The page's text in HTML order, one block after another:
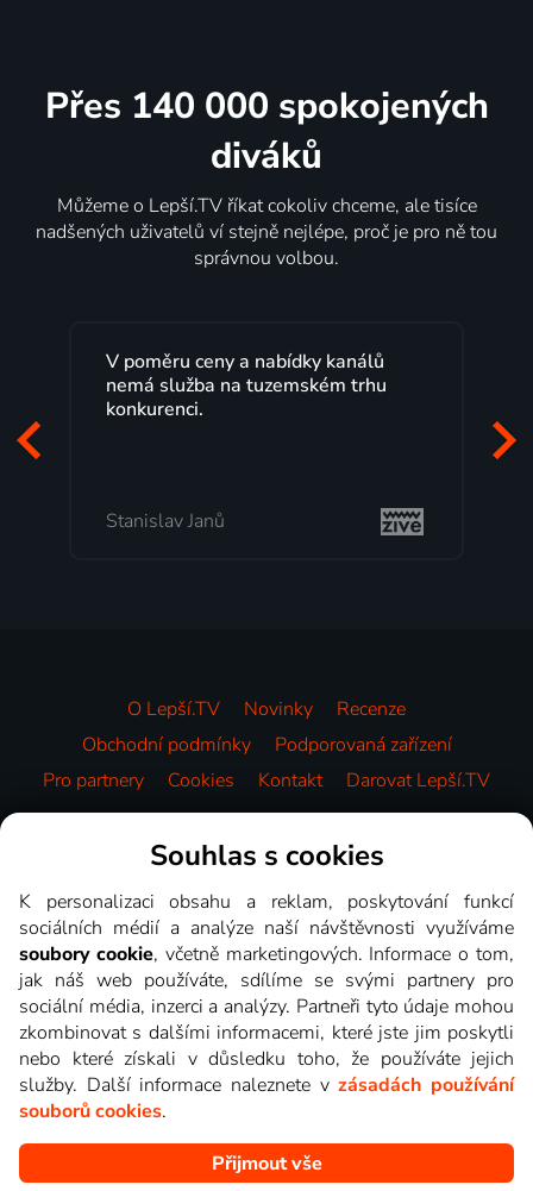
Přes 140 000 spokojených
diváků
Můžeme o Lepší.TV říkat cokoliv chceme, ale tisíce
nadšených uživatelů ví stejně nejlépe, proč je pro ně tou
správnou volbou.
V poměru ceny a nabídky kanálů
nemá služba na tuzemském trhu
konkurenci.
Stanislav Janů
O Lepší.TV Novinky
Recenze
Obchodní podmínky
Podporovaná zařízení
Pro partnery
Cookies Kontakt Darovat Lepší.TV
Videotéka
Copyright © goNET s.r.o. Na tomto webu jsou zobrazovány
Souhlas s cookies
K personalizaci obsahu a reklam, poskytování funkcí
sociálních médií a analýze naší návštěvnosti využíváme
soubory cookie, včetně marketingových. Informace o tom,
jak náš web používáte, sdílíme se svými partnery pro
sociální média, inzerci a analýzy. Partneři tyto údaje mohou
zkombinovat s dalšími informacemi, které jste jim poskytli
nebo které získali v důsledku toho, že používáte jejich
služby. Další informace naleznete vzásadách používání
souborů cookies.
Přijmout vše